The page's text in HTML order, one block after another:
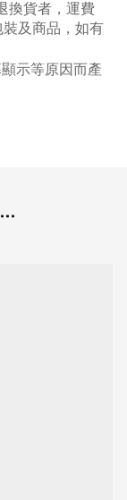
換貨者，運費
及商品，如有
示等原因而產